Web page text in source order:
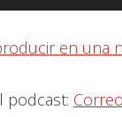
en una
podcast: